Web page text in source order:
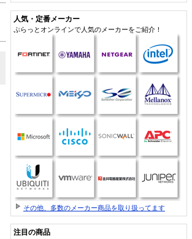
人気・定番メーカー
ぷらっとオンラインで人気のメーカーをご紹介！
その他、多数のメーカー商品を取り扱ってます
注目の商品